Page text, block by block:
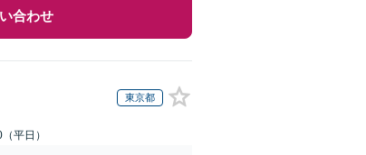
合わせ
東京都
平日）